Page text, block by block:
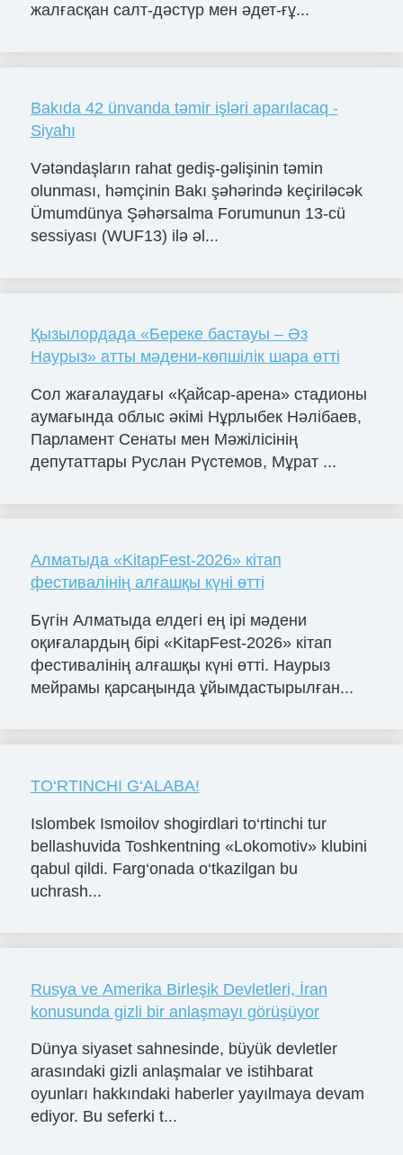
жалғасқан салт-дәстүр мен әдет-ғұ...
Bakıda 42 ünvanda təmir işləri aparılacaq -
Siyahı
Vətəndaşların rahat gediş-gəlişinin təmin
olunması, həmçinin Bakı şəhərində keçiriləcək
Ümumdünya Şəhərsalma Forumunun 13-cü
sessiyası (WUF13) ilə əl...
Қызылордада «Береке бастауы – Әз
Наурыз» атты мәдени-көпшілік шара өтті
Сол жағалаудағы «Қайсар-арена» стадионы
аумағында облыс әкімі Нұрлыбек Нәлібаев,
Парламент Сенаты мен Мәжілісінің
депутаттары Руслан Рүстемов, Мұрат ...
Алматыда «KitapFest-2026» кітап
фестивалінің алғашқы күні өтті
Бүгін Алматыда елдегі ең ірі мәдени
оқиғалардың бірі «KitapFest-2026» кітап
фестивалінің алғашқы күні өтті. Наурыз
мейрамы қарсаңында ұйымдастырылған...
TO‘RTINCHI G‘ALABA!
Islombek Ismoilov shogirdlari to‘rtinchi tur
bellashuvida Toshkentning «Lokomotiv» klubini
qabul qildi. Farg‘onada o‘tkazilgan bu
uchrash...
Rusya ve Amerika Birleşik Devletleri, İran
konusunda gizli bir anlaşmayı görüşüyor
Dünya siyaset sahnesinde, büyük devletler
arasındaki gizli anlaşmalar ve istihbarat
oyunları hakkındaki haberler yayılmaya devam
ediyor. Bu seferki t...